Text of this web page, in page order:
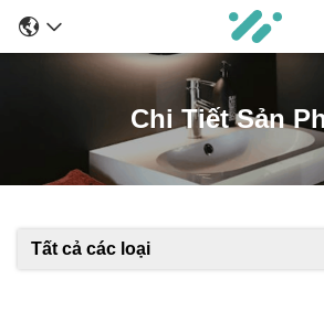
Chi Tiết Sản
Tất cả các loại